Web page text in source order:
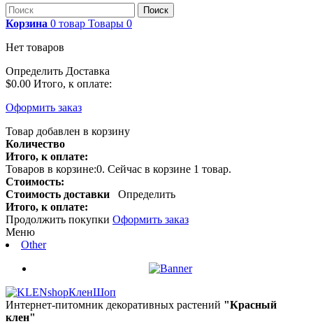
Поиск
Корзина 0 товар Товары 0
Нет товаров
Определить Доставка
$0.00 Итого, к оплате:
Оформить заказ
Товар добавлен в корзину
Количество
Итого, к оплате:
Товаров в корзине:0. Сейчас в корзине 1 товар.
Стоимость:
Стоимость доставки
Определить
Итого, к оплате:
Продолжить покупки Оформить заказ
Меню
Other
КленШоп
Интернет-питомник декоративных растений "Красный
клен"